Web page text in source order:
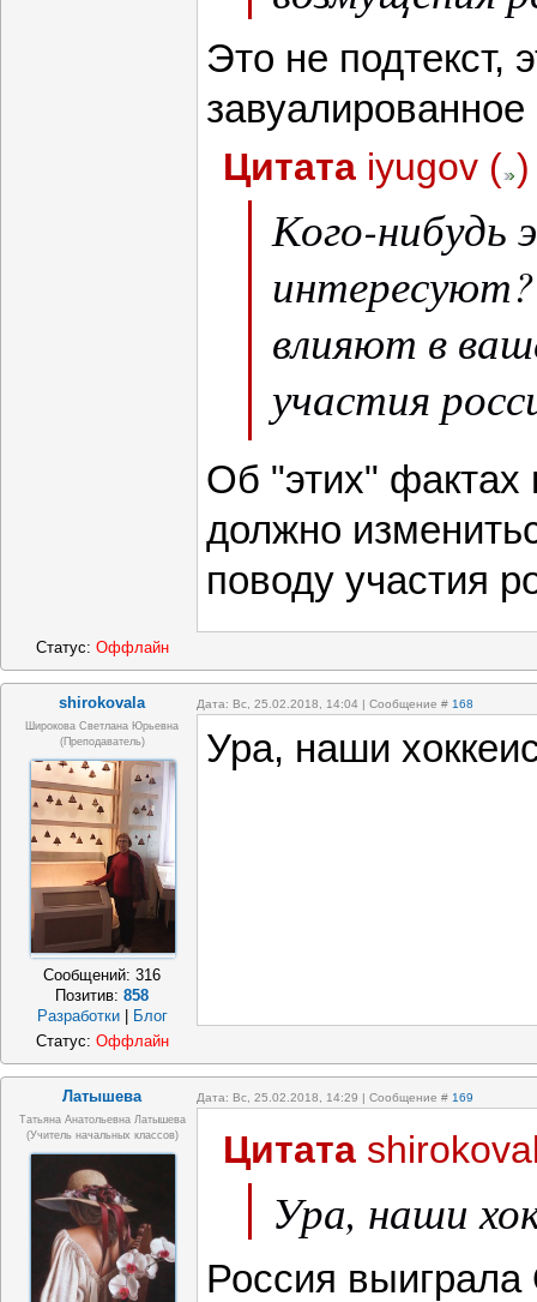
Это не подтекст,
Цитата iyugov ( )
Кого-
влияют в
участия
в ОИ-2018?
Об "этих"
должно
поводу участия
Статус: Оффлайн
shirokovala Дата: Вс, 25.02.2018, 14:04 | Сообщение # 168
Широкова Светлана Юрьевна
(преподаватель)
Сообщений:316
Позитив:858
Разработки | Блог
Ура, наши
Статус: Оффлайн
Латышева Дата: Вс, 25.02.2018, 14:29 | Сообщение # 169
Татьяна Анатольевна Латышева
(учитель начальных классов)
Цитата
Ура, наши
Россия